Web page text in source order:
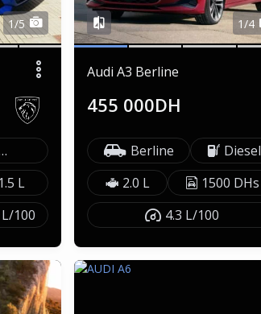
1/5
1.5 L
100
1/4
Audi A3 Berline
455 000DH
Berline
Diesel
2.0 L
1500 DHs
4.3 L/100